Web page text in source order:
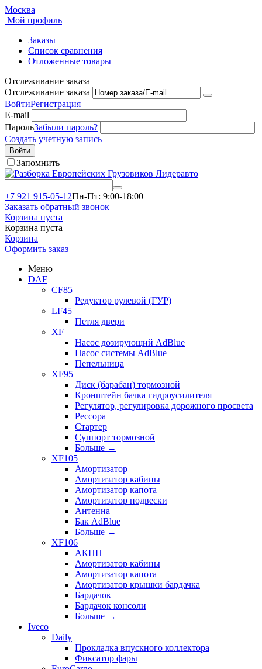
Москва
Мой профиль
Заказы
Список сравнения
Отложенные товары
Отслеживание заказа
Отслеживание заказа
ВойтиРегистрация
E-mail
ПарольЗабыли пароль?
Создать учетную запись
Войти
Запомнить
+7 921 915-05-12Пн-Пт: 9:00-18:00
Заказать обратный звонок
Корзина пуста
Корзина пуста
Корзина
Оформить заказ
Меню
DAF
CF85
Редуктор рулевой (ГУР)
LF45
Петля двери
XF
Насос дозирующий AdBlue
Насос системы AdBlue
Пепельница
XF95
Диск (барабан) тормозной
Кронштейн бачка гидроусилителя
Регулятор, регулировка дорожного просвета
Рессора
Стартер
Суппорт тормозной
Больше →
XF105
Амортизатор
Амортизатор кабины
Амортизатор капота
Амортизатор подвески
Антенна
Бак AdBlue
Больше →
XF106
АКПП
Амортизатор кабины
Амортизатор капота
Амортизатор крышки бардачка
Бардачок
Бардачок консоли
Больше →
Iveco
Daily
Прокладка впускного коллектора
Фиксатор фары